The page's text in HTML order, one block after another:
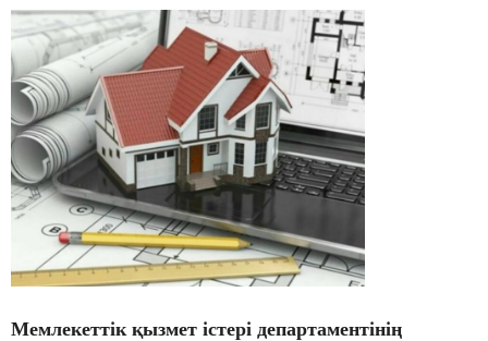
Мемлекеттік қызмет істері департаментінің